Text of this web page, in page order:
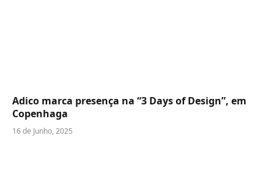
Adico marca presença na “3 Days of Design”, em
Copenhaga
16 de Junho, 2025